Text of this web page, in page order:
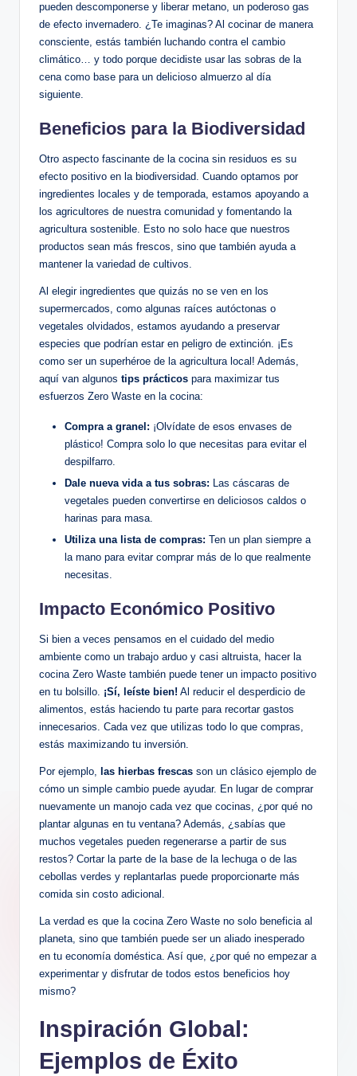
pueden descomponerse y liberar metano, un poderoso gas
de efecto invernadero. ¿Te imaginas? Al cocinar de manera
consciente, estás también luchando contra el cambio
climático… y todo porque decidiste usar las sobras de la
cena como base para un delicioso almuerzo al día
siguiente.
Beneficios para la Biodiversidad
Otro aspecto fascinante de la cocina sin residuos es su
efecto positivo en la biodiversidad. Cuando optamos por
ingredientes locales y de temporada, estamos apoyando a
los agricultores de nuestra comunidad y fomentando la
agricultura sostenible. Esto no solo hace que nuestros
productos sean más frescos, sino que también ayuda a
mantener la variedad de cultivos.
Al elegir ingredientes que quizás no se ven en los
supermercados, como algunas raíces autóctonas o
vegetales olvidados, estamos ayudando a preservar
especies que podrían estar en peligro de extinción. ¡Es
como ser un superhéroe de la agricultura local! Además,
aquí van algunos tips prácticos para maximizar tus
esfuerzos Zero Waste en la cocina:
Compra a granel: ¡Olvídate de esos envases de
plástico! Compra solo lo que necesitas para evitar el
despilfarro.
Dale nueva vida a tus sobras: Las cáscaras de
vegetales pueden convertirse en deliciosos caldos o
harinas para masa.
Utiliza una lista de compras: Ten un plan siempre a
la mano para evitar comprar más de lo que realmente
necesitas.
Impacto Económico Positivo
Si bien a veces pensamos en el cuidado del medio
ambiente como un trabajo arduo y casi altruista, hacer la
cocina Zero Waste también puede tener un impacto positivo
en tu bolsillo. ¡Sí, leíste bien! Al reducir el desperdicio de
alimentos, estás haciendo tu parte para recortar gastos
innecesarios. Cada vez que utilizas todo lo que compras,
estás maximizando tu inversión.
Por ejemplo, las hierbas frescas son un clásico ejemplo de
cómo un simple cambio puede ayudar. En lugar de comprar
nuevamente un manojo cada vez que cocinas, ¿por qué no
plantar algunas en tu ventana? Además, ¿sabías que
muchos vegetales pueden regenerarse a partir de sus
restos? Cortar la parte de la base de la lechuga o de las
cebollas verdes y replantarlas puede proporcionarte más
comida sin costo adicional.
La verdad es que la cocina Zero Waste no solo beneficia al
planeta, sino que también puede ser un aliado inesperado
en tu economía doméstica. Así que, ¿por qué no empezar a
experimentar y disfrutar de todos estos beneficios hoy
mismo?
Inspiración Global:
Ejemplos de Éxito